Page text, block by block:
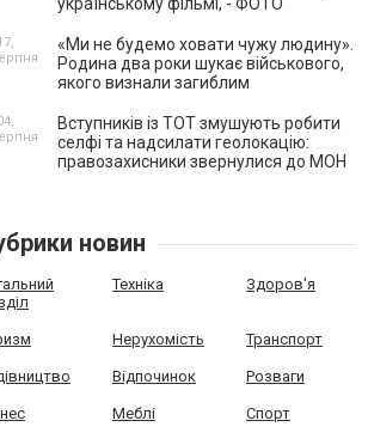
«Ми не будемо ховати чужу людину».
Родина два роки шукає військового,
якого визнали загиблим
Вступників із ТОТ змушують робити
селфі та надсилати геолокацію:
правозахисники звернулися до МОН
новин
Техніка Здоров'я
Нерухомість Транспорт
Відпочинок Розваги
Меблі Спорт